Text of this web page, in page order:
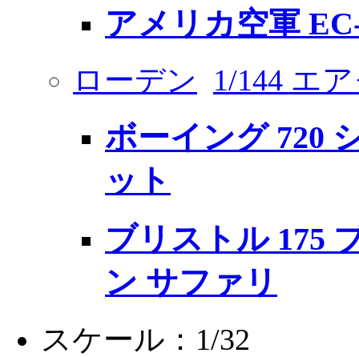
アメリカ空軍
ローデン 1/144 エ
ボーイング 720
ット
ブリストル 175
ン サファリ
スケール：1/32